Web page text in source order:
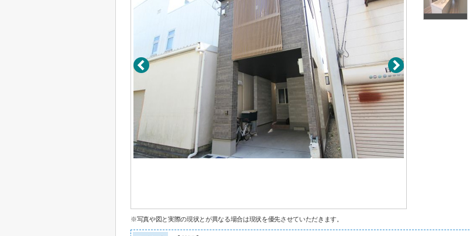
※写真や図と実際の現状とが異なる場合は現状を優先させていただきます。